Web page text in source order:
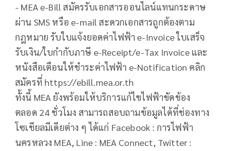
- MEA e-Bill สมัครรับเอกสารออนไลน์แทนกระดาษ
ผ่าน SMS หรือ e-mail สะดวกเอกสารถูกต้องตาม
กฎหมาย รับใบแจ้งยอดค่าไฟฟ้า e-Invoice ใบเสร็จ
รับเงิน/ใบกำกับภาษี e-Receipt/e-Tax Invoice และ
หนังสือเตือนให้ชำระค่าไฟฟ้า e-Notification คลิก
สมัครที่ https://ebill.mea.or.th
ทั้งนี้ MEA ยังพร้อมให้บริการแก้ไขไฟฟ้าขัดข้อง
ตลอด 24 ชั่วโมง สามารถสอบถามข้อมูลได้ที่ช่องทาง
โซเชียลมีเดียต่าง ๆ ได้แก่ Facebook : การไฟฟ้า
นครหลวง MEA, Line : MEA Connect, Twitter :